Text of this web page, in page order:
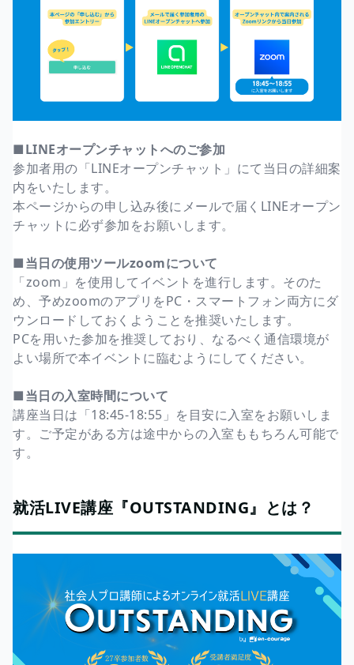
■LINEオープンチャットへのご参加
参加者用の「LINEオープンチャット」にて当日の詳細案
内をいたします。
本ページからの申し込み後にメールで届くLINEオープン
チャットに必ず参加をお願いします。
■当日の使用ツールzoomについて
「zoom」を使用してイベントを進行します。そのた
め、予めzoomのアプリをPC・スマートフォン両方にダ
ウンロードしておくようことを推奨いたします。
PCを用いた参加を推奨しており、なるべく通信環境が
よい場所で本イベントに臨むようにしてください。
■当日の入室時間について
講座当日は「18:45-18:55」を目安に入室をお願いしま
す。ご予定がある方は途中からの入室ももちろん可能で
す。
就活LIVE講座『OUTSTANDING』とは？